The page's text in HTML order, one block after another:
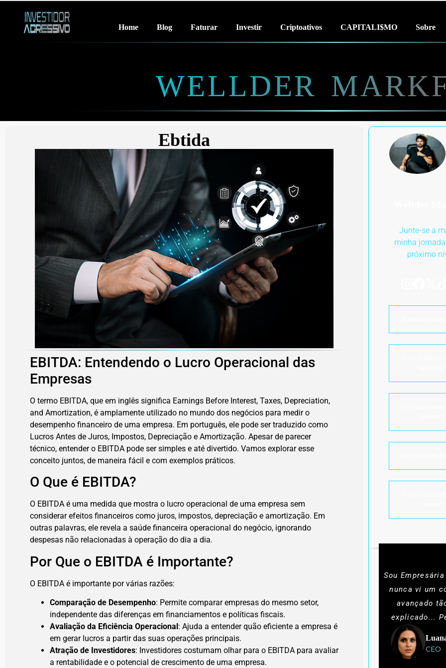
Home Blog Faturar Investir Criptoativos CAPITALI$MO Sobre
WELLDER
Ebtida
EBITDA: Entendendo o Lucro Operacional das
Empresas
O termo EBITDA, que em inglês significa Earnings Before Interest, Taxes, Depreciation,
and Amortization, é amplamente utilizado no mundo dos negócios para medir o
desempenho financeiro de uma empresa. Em português, ele pode ser traduzido como
Lucros Antes de Juros, Impostos, Depreciação e Amortização. Apesar de parecer
técnico, entender o EBITDA pode ser simples e até divertido. Vamos explorar esse
conceito juntos, de maneira fácil e com exemplos práticos.
O Que é EBITDA?
O EBITDA é uma medida que mostra o lucro operacional de uma empresa sem
considerar efeitos financeiros como juros, impostos, depreciação e amortização. Em
outras palavras, ele revela a saúde financeira operacional do negócio, ignorando
despesas não relacionadas à operação do dia a dia.
Por Que o EBITDA é Importante?
O EBITDA é importante por várias razões:
Comparação de Desempenho: Permite comparar empresas do mesmo setor,
independente das diferenças em financiamentos e políticas fiscais.
Avaliação da Eficiência Operacional : Ajuda a entender quão eficiente a empresa é
em gerar lucros a partir das suas operações principais.
Atração de Investidores: Investidores costumam olhar para o EBITDA para avaliar
a rentabilidade e o potencial de crescimento de uma empresa.
Junte-se a
minha
próximo
Sou
nunca vi um
avançado
explicado...
CEO